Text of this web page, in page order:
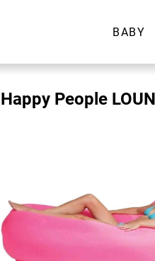
BABY
Happy People